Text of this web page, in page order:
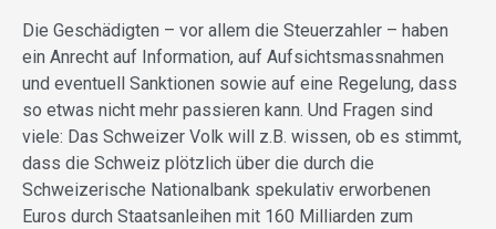
Die Geschädigten – vor allem die Steuerzahler – haben
ein Anrecht auf Information, auf Aufsichtsmassnahmen
und eventuell Sanktionen sowie auf eine Regelung, dass
so etwas nicht mehr passieren kann. Und Fragen sind
viele: Das Schweizer Volk will z.B. wissen, ob es stimmt,
dass die Schweiz plötzlich über die durch die
Schweizerische Nationalbank spekulativ erworbenen
Euros durch Staatsanleihen mit 160 Milliarden zum